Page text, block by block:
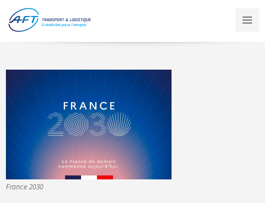
contenu
principal
France 2030